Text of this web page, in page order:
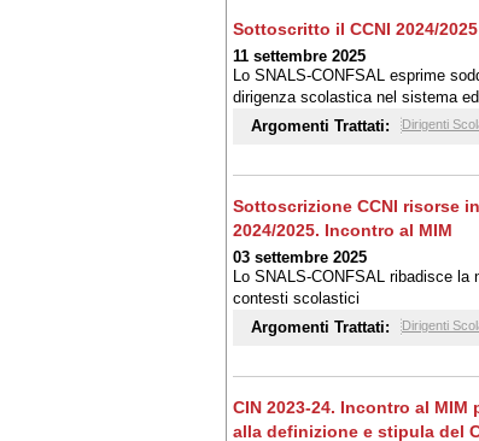
Sottoscritto il CCNI 2024/
11 settembre 2025
Lo SNALS-CONFSAL esprime
dirigenza scolastica nel sistema
all'as 23/24 per retribuzione di
pagamento ad ottobre
Argomenti Trattati: Dirigenti
Sottoscrizione CCNI risorse
2024/2025. Incontro al MIM
03 settembre 2025
Lo SNALS-CONFSAL ribadisce
contesti scolastici
Argomenti Trattati:
Dirigenti
CIN 2023-24. Incontro al
alla definizione e stipula del